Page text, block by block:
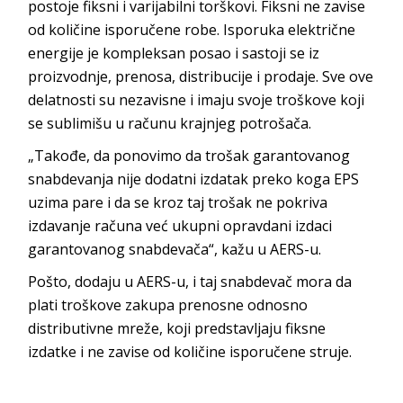
postoje fiksni i varijabilni torškovi. Fiksni ne zavise
od količine isporučene robe. Isporuka električne
energije je kompleksan posao i sastoji se iz
proizvodnje, prenosa, distribucije i prodaje. Sve ove
delatnosti su nezavisne i imaju svoje troškove koji
se sublimišu u računu krajnjeg potrošača.
„Takođe, da ponovimo da trošak garantovanog
snabdevanja nije dodatni izdatak preko koga EPS
uzima pare i da se kroz taj trošak ne pokriva
izdavanje računa već ukupni opravdani izdaci
garantovanog snabdevača“, kažu u AERS-u.
Pošto, dodaju u AERS-u, i taj snabdevač mora da
plati troškove zakupa prenosne odnosno
distributivne mreže, koji predstavljaju fiksne
izdatke i ne zavise od količine isporučene struje.